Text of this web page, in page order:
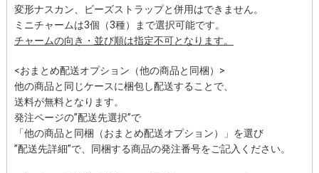
変形ナスカン、ビーズストラップと併用はできません。
ミニチャームは3個（3種）まで選択可能です。
チャームの向き・並び順は指定不可となります。
<おまとめ配送オプション（他の商品と同梱）>
他の商品と同じケースに梱包し配送することで、
送料が無料となります。
発注ページの”配送先選択”で
「他の商品と同梱（おまとめ配送オプション）」を選び
”配送先詳細”で、同梱する商品の発注番号をご記入ください。